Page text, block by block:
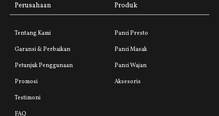
Perusahaan
Tentang Kami
Garansi & Perbaikan
Petunjuk Penggunaan
Promosi
Testimoni
FAQ
Produk
Panci Presto
Panci Masak
Panci Wajan
Aksesoris